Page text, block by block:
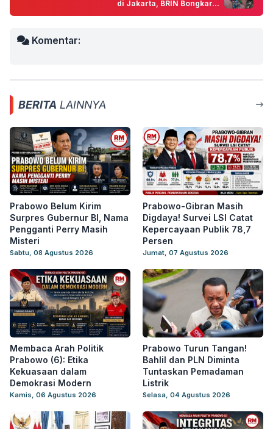
di Jakarta, BRIN Bongkar...
Komentar:
BERITA LAINNYA
Prabowo Belum Kirim
Surpres Gubernur BI, Nama
Pengganti Perry Masih
Misteri
Sabtu, 08 Agustus 2026
Prabowo-Gibran Masih
Digdaya! Survei LSI Catat
Kepercayaan Publik 78,7
Persen
Jumat, 07 Agustus 2026
Membaca Arah Politik
Prabowo (6): Etika
Kekuasaan dalam
Demokrasi Modern
Kamis, 06 Agustus 2026
Prabowo Turun Tangan!
Bahlil dan PLN Diminta
Tuntaskan Pemadaman
Listrik
Selasa, 04 Agustus 2026